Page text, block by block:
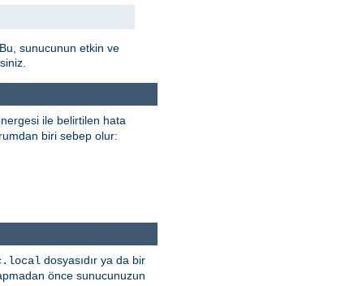
sunucunun etkin ve
ile belirtilen hata
biri sebep olur:
dosyasıdır ya da bir
önce sunucunuzun